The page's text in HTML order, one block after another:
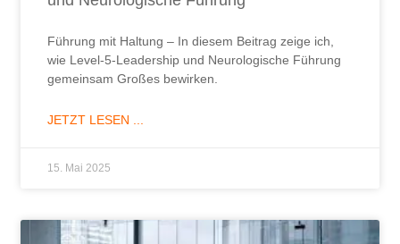
Führung mit Haltung – In diesem Beitrag zeige ich,
wie Level-5-Leadership und Neurologische Führung
gemeinsam Großes bewirken.
JETZT LESEN ...
15. Mai 2025